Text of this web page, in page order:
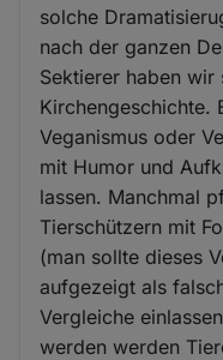
solche
nach der ganzen
Sektierer haben
Kirchengeschichte.
Veganismus oder
mit Humor und
lassen. Manchmal
Tierschützern mit
(man sollte dieses
aufgezeigt als
Vergleiche
werden werden